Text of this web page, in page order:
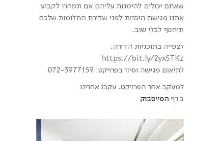
שאתם יכולים להימנות עליהם אם תמהרו לקבוע
אתנו פגישת היכרות לפני שדירת החלומות שלכם
תיחטף לבלי שוב.
לצפייה בתוכניות הדירה:
https://bit.ly/2yxSTKz
לתיאום פגישה וסיור בפרויקט: 072-3977159
למעקב אחר הפרויקט, עקבו אחרינו
בדף הפייסבוק